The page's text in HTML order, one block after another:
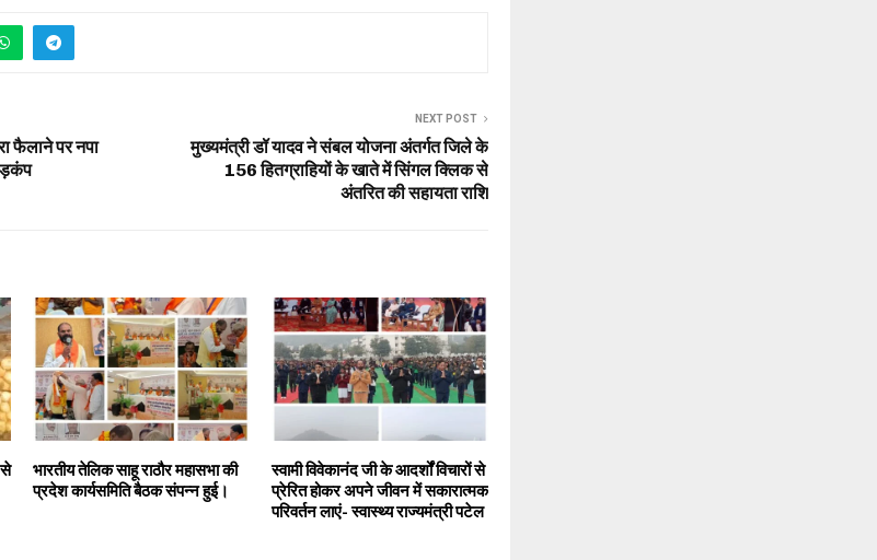
फैलाने पर नपा
NEXT POST
मुख्यमंत्री डॉ यादव ने संबल योजना अंतर्गत जिले के
156 हितग्राहियों के खाते में सिंगल क्लिक से
अंतरित की सहायता राशि
भारतीय तेलिक साहू राठौर महासभा की
प्रदेश कार्यसमिति बैठक संपन्न हुई।
स्वामी विवेकानंद जी के आदर्शों विचारों से
प्रेरित होकर अपने जीवन में सकारात्मक
परिवर्तन लाएं- स्वास्थ्य राज्यमंत्री पटेल